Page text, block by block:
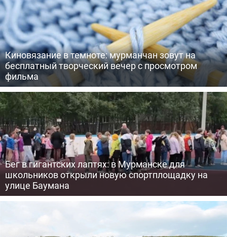
Киновязание в темноте: мурманчан зовут на
бесплатный творческий вечер с просмотром
фильма
Бег в гигантских лаптях: в Мурманске для
школьников открыли новую спортплощадку на
улице Баумана